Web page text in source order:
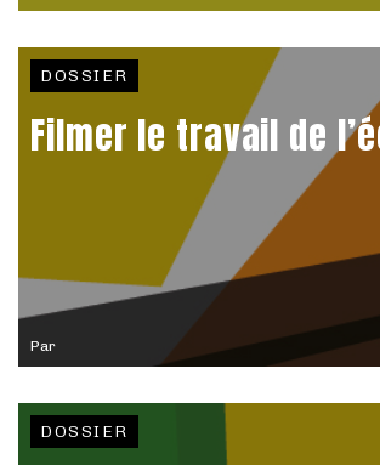
Par
DOSSIER
Filmer le travail de
DOSSIER